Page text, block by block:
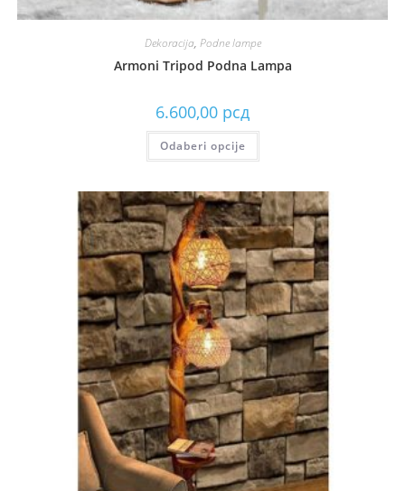
Dekoracija, Podne lampe
Armoni Tripod Podna Lampa
6.600,00 рсд
Odaberi opcije